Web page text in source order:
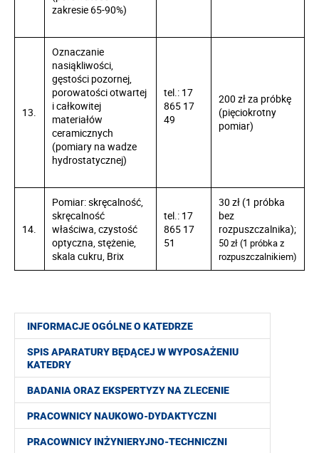
INFORMACJE OGÓLNE O KATEDRZE
SPIS APARATURY BĘDĄCEJ W WYPOSAŻENIU
KATEDRY
BADANIA ORAZ EKSPERTYZY NA ZLECENIE
PRACOWNICY NAUKOWO-DYDAKTYCZNI
PRACOWNICY INŻYNIERYJNO-TECHNICZNI
zakresie 65-90%)
13.
Oznaczanie
nasiąkliwości,
gęstości pozornej,
porowatości otwartej
i całkowitej
materiałów
ceramicznych
(pomiary na wadze
hydrostatycznej)
tel.: 17
865 17
49
200 zł za próbkę
(pięciokrotny
pomiar)
14.
Pomiar: skręcalność,
skręcalność
właściwa, czystość
optyczna, stężenie,
skala cukru, Brix
tel.: 17
865 17
51
30 zł (1 próbka
bez
rozpuszczalnika);
50 zł (1 próbka z
rozpuszczalnikiem)